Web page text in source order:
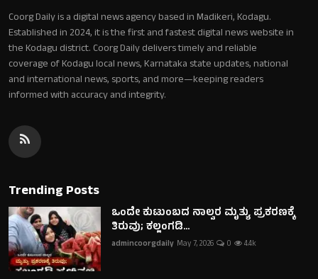
Coorg Daily is a digital news agency based in Madikeri, Kodagu.
Established in 2024, it is the first and fastest digital news website in
the Kodagu district. Coorg Daily delivers timely and reliable
coverage of Kodagu local news, Karnataka state updates, national
and international news, sports, and more—keeping readers
informed with accuracy and integrity.
Trending Posts
ಒಂದೇ ಕುಟುಂಬದ ನಾಲ್ವರ ಮೃತ್ಯು ಪ್ರಕರಣಕ್ಕೆ
ತಿರುವು; ಕಲ್ಲಂಗಡಿ...
admincoorgdaily May 7, 2026 0 4.4k